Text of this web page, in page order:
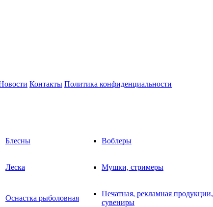
Контакты Политика конфиденциальности
Блесны Воблеры
Леска Мушки, стримеры
Оснастка рыболовная
Печатная, рекламная продукции,
сувениры